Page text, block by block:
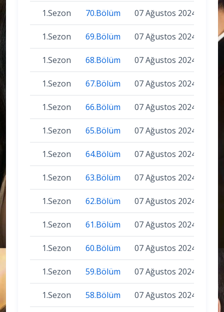
1.Sezon 70.Bölüm 07 Ağustos 2024
1.Sezon 69.Bölüm 07 Ağustos 2024
1.Sezon 68.Bölüm 07 Ağustos 2024
1.Sezon 67.Bölüm 07 Ağustos 2024
1.Sezon 66.Bölüm 07 Ağustos 2024
1.Sezon 65.Bölüm 07 Ağustos 2024
1.Sezon 64.Bölüm 07 Ağustos 2024
1.Sezon 63.Bölüm 07 Ağustos 2024
1.Sezon 62.Bölüm 07 Ağustos 2024
1.Sezon 61.Bölüm 07 Ağustos 2024
1.Sezon 60.Bölüm 07 Ağustos 2024
1.Sezon 59.Bölüm 07 Ağustos 2024
1.Sezon 58.Bölüm 07 Ağustos 2024